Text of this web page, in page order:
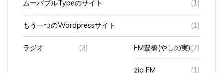
もう一つのWordpressサイト (1)
ラジオ (3) FM豊橋(やしの実)(2)
zip FM (1)